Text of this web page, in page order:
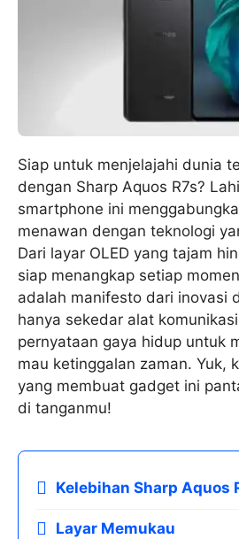
Siap untuk menjelajahi dunia
dengan Sharp Aquos R7s?
smartphone ini
menawan dengan teknologi
Dari layar OLED yang tajam
siap menangkap setiap
adalah manifesto dari inovasi
hanya sekedar alat
pernyataan gaya hidup untuk
mau ketinggalan zaman. Yuk,
yang membuat gadget ini
di tanganmu!
Kelebihan Sharp Aquos
Layar Memukau